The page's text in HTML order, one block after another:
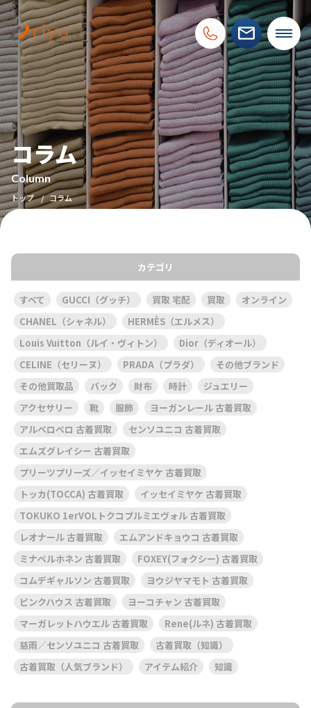
コラム
Column
トップ コラム
カテゴリ
すべて GUCCI（グッチ） 買取 宅配 買取
オンライン
CHANEL（シャネル）
HERMÈS（エルメス）
Louis Vuitton（ルイ・ヴィトン）
Dior（ディオール）
CELINE（セリーヌ）
PRADA（プラダ）
その他ブランド
その他買取品
バック 財布 時計
ジュエリー
アクセサリー
靴 服飾
ヨーガンレール 古着買取
アルベロベロ 古着買取
センソユニコ 古着買取
エムズグレイシー 古着買取
プリーツプリーズ／イッセイミヤケ 古着買取
トッカ(TOCCA) 古着買取
イッセイミヤケ 古着買取
TOKUKO 1erVOLトクコプルミエヴォル 古着買取
レオナール 古着買取
エムアンドキョウコ 古着買取
ミナペルホネン 古着買取
FOXEY(フォクシー) 古着買取
コムデギャルソン 古着買取
ヨウジヤマモト 古着買取
ピンクハウス 古着買取
ヨーコチャン 古着買取
マーガレットハウエル 古着買取
Rene(ルネ) 古着買取
慈雨／センソユニコ 古着買取
古着買取（知識）
古着買取（人気ブランド）
アイテム紹介 知識